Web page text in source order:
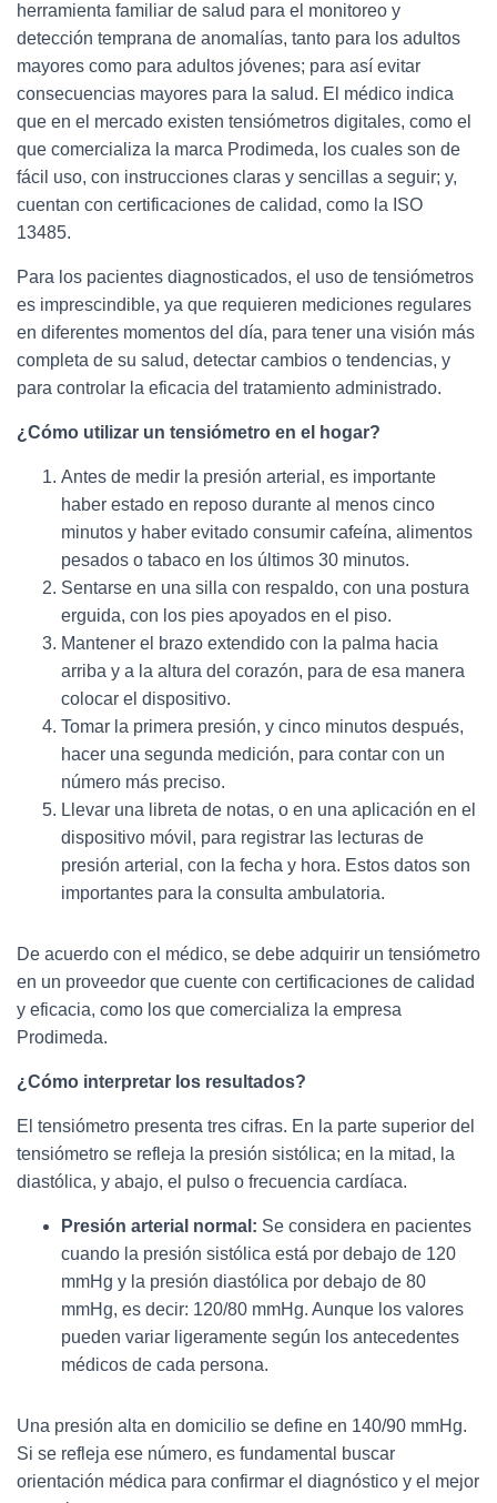
herramienta familiar de salud para el monitoreo y
detección temprana de anomalías, tanto para los adultos
mayores como para adultos jóvenes; para así evitar
consecuencias mayores para la salud. El médico indica
que en el mercado existen tensiómetros digitales, como el
que comercializa la marca Prodimeda, los cuales son de
fácil uso, con instrucciones claras y sencillas a seguir; y,
cuentan con certificaciones de calidad, como la ISO
13485.
Para los pacientes diagnosticados, el uso de tensiómetros
es imprescindible, ya que requieren mediciones regulares
en diferentes momentos del día, para tener una visión más
completa de su salud, detectar cambios o tendencias, y
para controlar la eficacia del tratamiento administrado.
¿Cómo utilizar un tensiómetro en el hogar?
Antes de medir la presión arterial, es importante
haber estado en reposo durante al menos cinco
minutos y haber evitado consumir cafeína, alimentos
pesados o tabaco en los últimos 30 minutos.
Sentarse en una silla con respaldo, con una postura
erguida, con los pies apoyados en el piso.
Mantener el brazo extendido con la palma hacia
arriba y a la altura del corazón, para de esa manera
colocar el dispositivo.
Tomar la primera presión, y cinco minutos después,
hacer una segunda medición, para contar con un
número más preciso.
Llevar una libreta de notas, o en una aplicación en el
dispositivo móvil, para registrar las lecturas de
presión arterial, con la fecha y hora. Estos datos son
importantes para la consulta ambulatoria.
De acuerdo con el médico, se debe adquirir un tensiómetro
en un proveedor que cuente con certificaciones de calidad
y eficacia, como los que comercializa la empresa
Prodimeda.
¿Cómo interpretar los resultados?
El tensiómetro presenta tres cifras. En la parte superior del
tensiómetro se refleja la presión sistólica; en la mitad, la
diastólica, y abajo, el pulso o frecuencia cardíaca.
Presión arterial normal: Se considera en pacientes
cuando la presión sistólica está por debajo de 120
mmHg y la presión diastólica por debajo de 80
mmHg, es decir: 120/80 mmHg. Aunque los valores
pueden variar ligeramente según los antecedentes
médicos de cada persona.
Una presión alta en domicilio se define en 140/90 mmHg.
Si se refleja ese número, es fundamental buscar
orientación médica para confirmar el diagnóstico y el mejor